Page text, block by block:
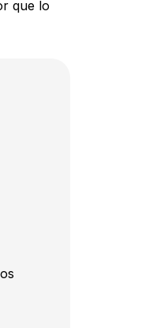
que lo